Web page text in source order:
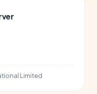
Limited